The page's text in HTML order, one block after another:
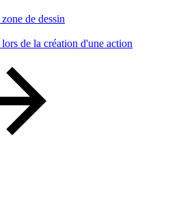
de dessin
de la création d'une action